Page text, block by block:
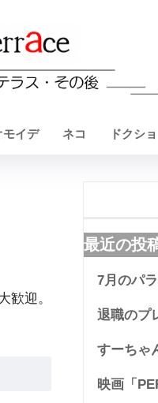
モイデ ネコ ドクショ
歓迎。
最近の投
7月のパ
退職のプ
すーちゃ
映画「